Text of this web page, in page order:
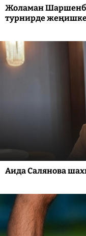
Жоламан
турнирде
Аида Салянова